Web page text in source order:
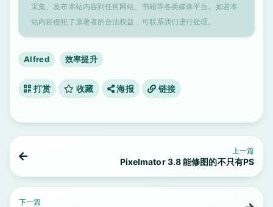
采集、发布本站内容到任何网站、书籍等各类媒体平台。如若本
站内容侵犯了原著者的合法权益，可联系我们进行处理。
Alfred 效率提升
打赏 收藏 海报 链接
上一篇
Pixelmator 3.8 能修图的不只有PS
下一篇